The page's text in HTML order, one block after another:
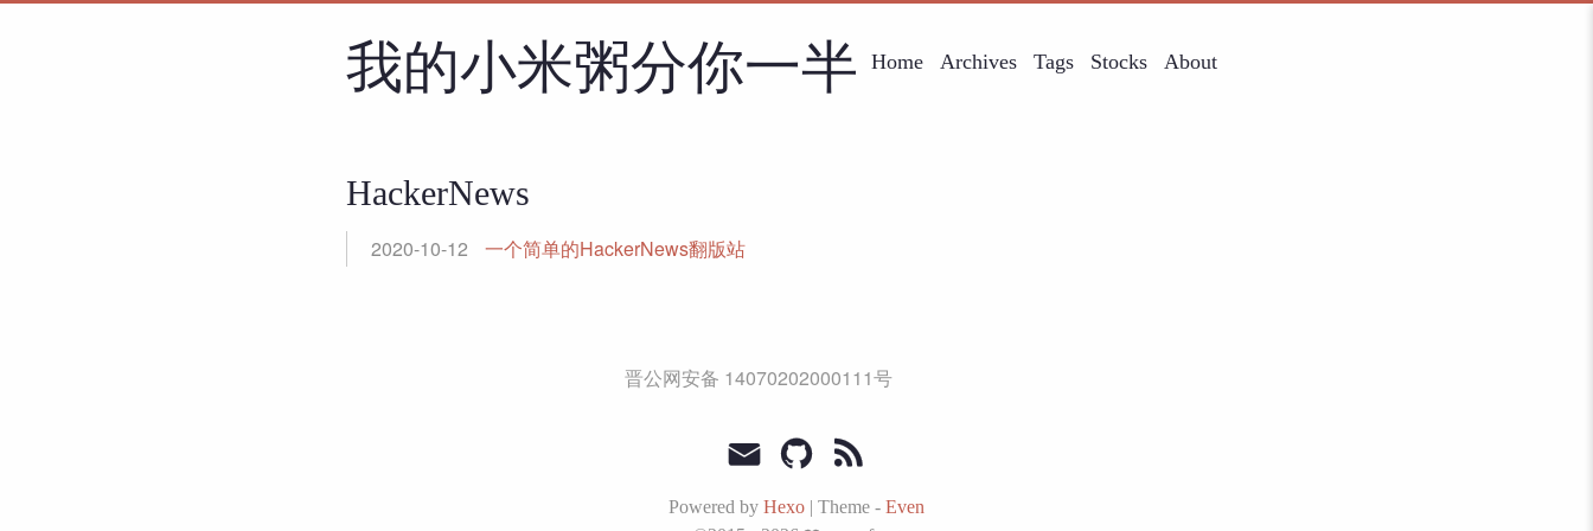
我的小米粥分你一半 Home Archives Tags Stocks About
HackerNews
2020-10-12 一个简单的HackerNews翻版站
晋公网安备 14070202000111号
Powered by Hexo | Theme - Even